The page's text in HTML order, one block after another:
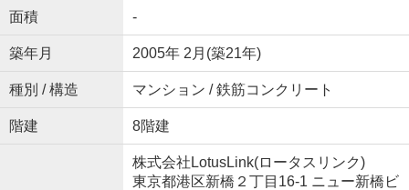
面積 -
築年月 2005年 2月(築21年)
種別 / 構造 マンション / 鉄筋コンクリート
階建 8階建
株式会社LotusLink(ロータスリンク)
東京都港区新橋２丁目16-1 ニュー新橋ビ